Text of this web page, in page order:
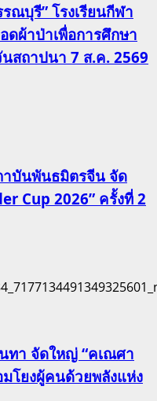
ณบุรี” โรงเรียนกีฬา
ดผ้าป่าเพื่อการศึกษา
สถาปนา 7 ส.ค. 2569
าบันพันธมิตรจีน จัด
Cup 2026” ครั้งที่ 2
ทา จัดใหญ่ “คเณศา
มโยงผู้คนด้วยพลังแห่ง